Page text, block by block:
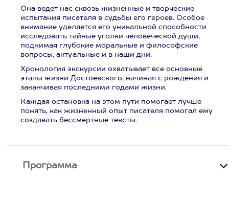
Она ведет нас сквозь жизненные и творческие
испытания писателя в судьбы его героев. Особое
внимание уделяется его уникальной способности
исследовать тайные уголки человеческой души,
поднимая глубокие моральные и философские
вопросы, актуальные и в наши дни.
Хронология экскурсии охватывает все основные
этапы жизни Достоевского, начиная с рождения и
заканчивая последними годами жизни.
Каждая остановка на этом пути помогает лучше
понять, как жизненный опыт писателя помогал ему
создавать бессмертные тексты.
Программа